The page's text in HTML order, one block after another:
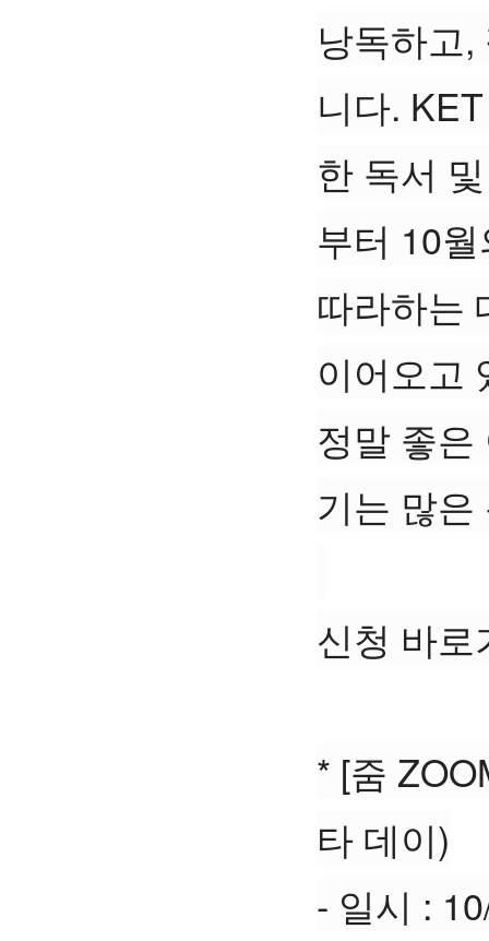
낭독하고
니다.
한 독서
부터 10
따라하는
이어오고
정말 좋
기는 많
신청 바
* [줌
타 데이)
- 일시 :